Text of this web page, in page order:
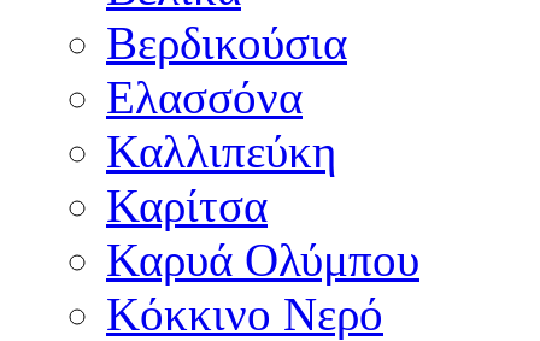
Βερδικούσια
Ελασσόνα
Καλλιπεύκη
Καρίτσα
Καρυά Ολύμπου
Κόκκινο Νερό